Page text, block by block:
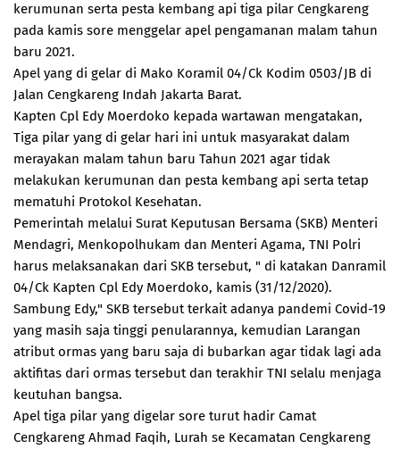
kerumunan serta pesta kembang api tiga pilar Cengkareng
pada kamis sore menggelar apel pengamanan malam tahun
baru 2021.
Apel yang di gelar di Mako Koramil 04/Ck Kodim 0503/JB di
Jalan Cengkareng Indah Jakarta Barat.
Kapten Cpl Edy Moerdoko kepada wartawan mengatakan,
Tiga pilar yang di gelar hari ini untuk masyarakat dalam
merayakan malam tahun baru Tahun 2021 agar tidak
melakukan kerumunan dan pesta kembang api serta tetap
mematuhi Protokol Kesehatan.
Pemerintah melalui Surat Keputusan Bersama (SKB) Menteri
Mendagri, Menkopolhukam dan Menteri Agama, TNI Polri
harus melaksanakan dari SKB tersebut, " di katakan Danramil
04/Ck Kapten Cpl Edy Moerdoko, kamis (31/12/2020).
Sambung Edy," SKB tersebut terkait adanya pandemi Covid-19
yang masih saja tinggi penularannya, kemudian Larangan
atribut ormas yang baru saja di bubarkan agar tidak lagi ada
aktifitas dari ormas tersebut dan terakhir TNI selalu menjaga
keutuhan bangsa.
Apel tiga pilar yang digelar sore turut hadir Camat
Cengkareng Ahmad Faqih, Lurah se Kecamatan Cengkareng